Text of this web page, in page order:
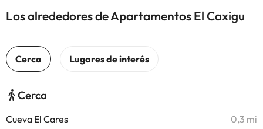
Los alrededores de Apartamentos El Caxigu
Cerca
Cueva El Cares 0,3 mi